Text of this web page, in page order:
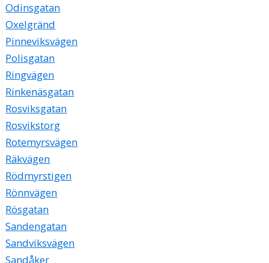
Odinsgatan
Oxelgränd
Pinneviksvägen
Polisgatan
Ringvägen
Rinkenäsgatan
Rosviksgatan
Rosvikstorg
Rotemyrsvägen
Räkvägen
Rödmyrstigen
Rönnvägen
Rösgatan
Sandengatan
Sandviksvägen
Sandåker